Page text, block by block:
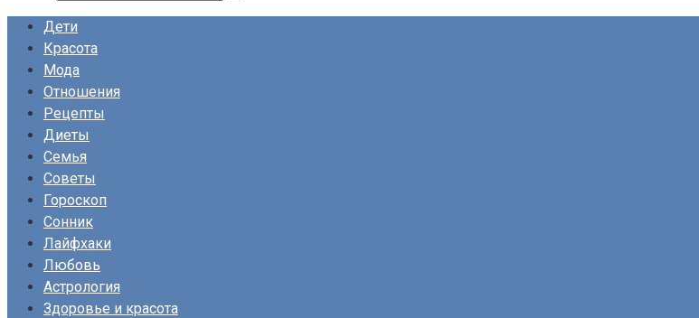
Дети
Красота
Мода
Отношения
Рецепты
Диеты
Семья
Советы
Гороскоп
Сонник
Лайфхаки
Любовь
Астрология
Здоровье и красота